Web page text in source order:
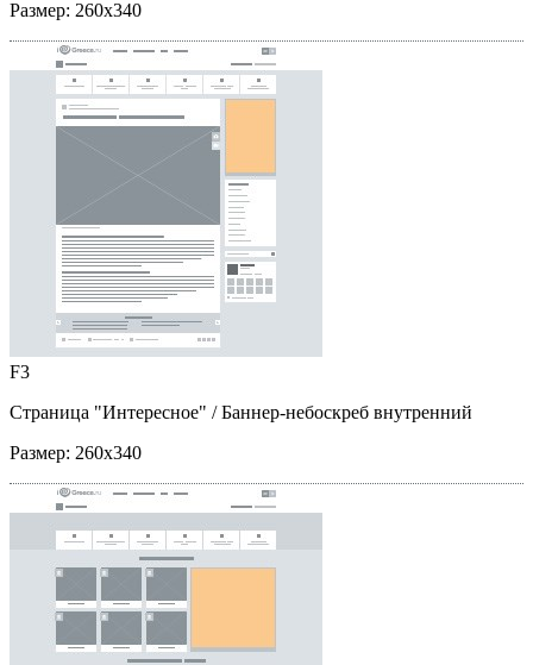
Размер: 260x340
F3
Страница "Интересное" / Баннер-небоскреб внутренний
Размер: 260x340